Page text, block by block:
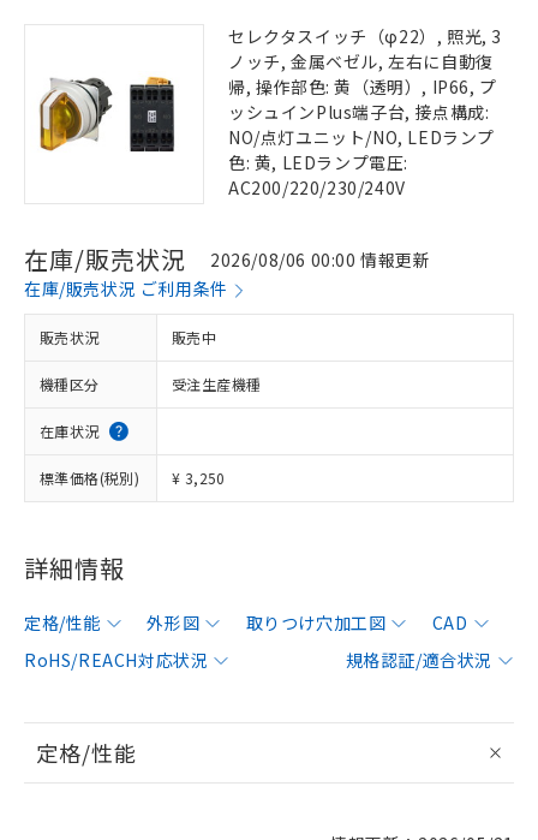
セレクタスイッチ（φ22）, 照光, 3
ノッチ, 金属ベゼル, 左右に自動復
帰, 操作部色: 黄（透明）, IP66, プ
ッシュインPlus端子台, 接点構成:
NO/点灯ユニット/NO, LEDランプ
色: 黄, LEDランプ電圧:
AC200/220/230/240V
在庫/販売状況
2026/08/06 00:00 情報更新
在庫/販売状況 ご利用条件
販売状況 販売中
機種区分 受注生産機種
在庫状況
標準価格(税別) ¥ 3,250
詳細情報
定格/性能 外形図 取りつけ穴加工図
CAD
RoHS/REACH対応状況
規格認証/適合状況
定格/性能